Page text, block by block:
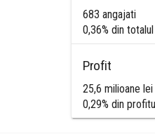
683 angajati
0,36% din
Profit
25,6 milioane
0,29% din